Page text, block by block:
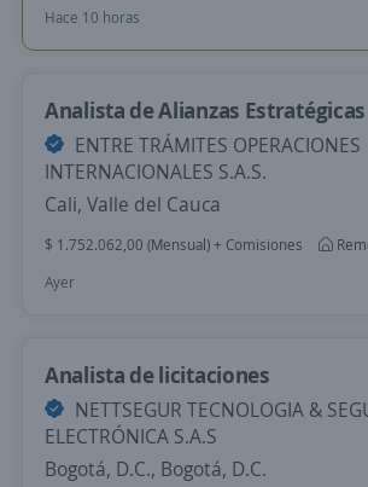
Hace 10 horas
Analista de Alianzas Estratégicas
ENTRE TRÁMITES OPERACIONES
INTERNACIONALES S.A.S.
Cali, Valle del Cauca
$ 1.752.062,00 (Mensual) + Comisiones
Ayer
Analista de licitaciones
NETTSEGUR TECNOLOGIA &
ELECTRÓNICA S.A.S
Bogotá, D.C., Bogotá, D.C.